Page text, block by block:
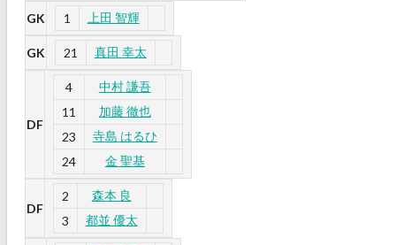
GK 1 上田 智輝
GK 21 真田 幸太
DF
4
中村 謙吾
11
加藤 徹也
23
寺島 はるひ
24
金 聖基
DF
2
森本 良
3
都並 優太